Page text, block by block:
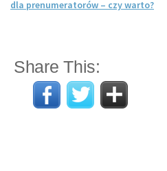
dla prenumeratorów – czy warto?
Share This: